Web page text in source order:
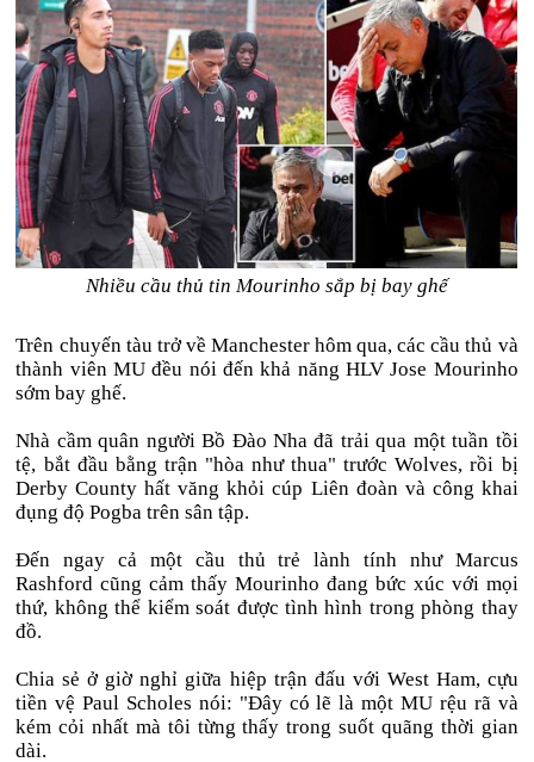
Nhiều cầu thủ tin Mourinho sắp bị bay ghế
Trên chuyến tàu trở về Manchester hôm qua, các cầu thủ và
thành viên MU đều nói đến khả năng HLV Jose Mourinho
sớm bay ghế.
Nhà cầm quân người Bồ Đào Nha đã trải qua một tuần tồi
tệ, bắt đầu bằng trận "hòa như thua" trước Wolves, rồi bị
Derby County hất văng khỏi cúp Liên đoàn và công khai
đụng độ Pogba trên sân tập.
Đến ngay cả một cầu thủ trẻ lành tính như Marcus
Rashford cũng cảm thấy Mourinho đang bức xúc với mọi
thứ, không thể kiểm soát được tình hình trong phòng thay
đồ.
Chia sẻ ở giờ nghỉ giữa hiệp trận đấu với West Ham, cựu
tiền vệ Paul Scholes nói: "Đây có lẽ là một MU rệu rã và
kém cỏi nhất mà tôi từng thấy trong suốt quãng thời gian
dài.